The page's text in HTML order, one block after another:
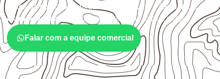
Antes da cotação, verifique a
espessura, o formato, a
exposição e o acabamento
previstos para a chapa.
Falar com a equipe comercial